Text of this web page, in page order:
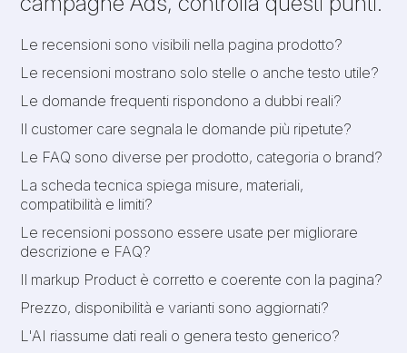
Le recensioni sono visibili nella pagina prodotto?
Le recensioni mostrano solo stelle o anche testo utile?
Le domande frequenti rispondono a dubbi reali?
Il customer care segnala le domande più ripetute?
Le FAQ sono diverse per prodotto, categoria o brand?
La scheda tecnica spiega misure, materiali,
compatibilità e limiti?
Le recensioni possono essere usate per migliorare
descrizione e FAQ?
Il markup Product è corretto e coerente con la pagina?
Prezzo, disponibilità e varianti sono aggiornati?
L'AI riassume dati reali o genera testo generico?